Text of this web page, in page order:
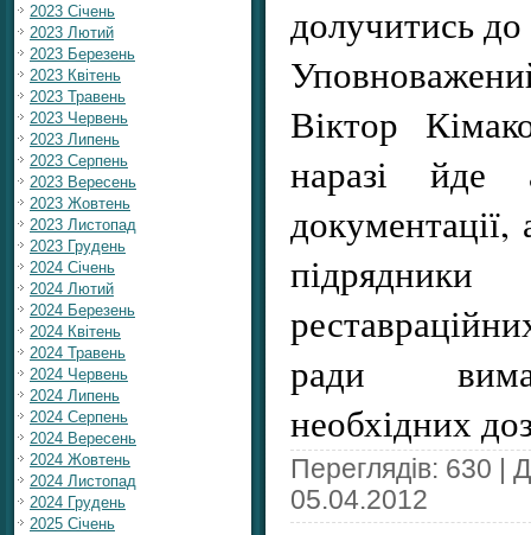
2023 Січень
2023 Лютий
2023 Березень
2023 Квітень
2023 Травень
2023 Червень
2023 Липень
2023 Серпень
2023 Вересень
2023 Жовтень
2023 Листопад
2023 Грудень
2024 Січень
2024 Лютий
2024 Березень
2024 Квітень
2024 Травень
2024 Червень
2024 Липень
2024 Серпень
2024 Вересень
2024 Жовтень
2024 Листопад
2024 Грудень
2025 Січень
долучитись до
Віктор
наразі йде
ради
необхідних
Переглядів: 630 |
05.04.2012